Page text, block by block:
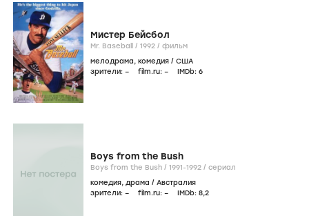
Мистер Бейсбол
Mr. Baseball / 1992 / фильм
мелодрама, комедия / США
зрители: – film.ru: – IMDb: 6
Boys from the Bush
Boys from the Bush / 1991-1992 / сериал
комедия, драма / Австралия
зрители: – film.ru: – IMDb: 8,2